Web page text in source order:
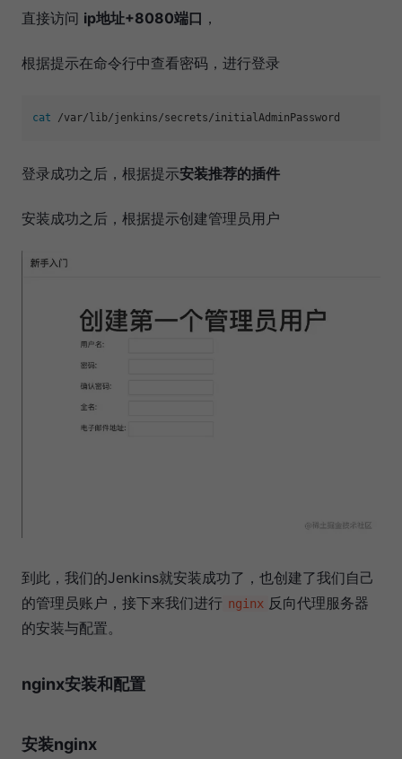
直接访问 ip地址+8080端口 ，
根据提示在命令行中查看密码，进行登录
cat
登录成功之后，根据提示安装推荐的插件
安装成功之后，根据提示创建管理员用户
到此，我们的Jenkins就安装成功了，也创建了我们自己
的管理员账户，接下来我们进行 nginx 反向代理服务器
的安装与配置。
nginx安装和配置
安装nginx